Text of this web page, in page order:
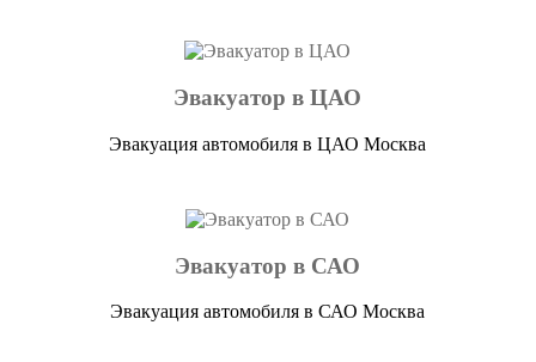
Эвакуатор в ЦАО
Эвакуация автомобиля в ЦАО Москва
Эвакуатор в САО
Эвакуация автомобиля в САО Москва